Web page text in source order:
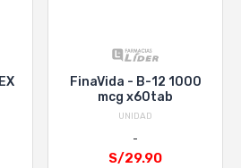
FinaVida - B-12 1000
mcg x60tab
UNIDAD
S/29.90